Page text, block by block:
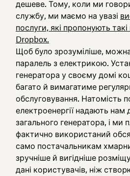
дешеве. Тому, коли ми
службу, ми маємо на увазі
послуги, які пропонують
Dropbox.
Щоб було зрозуміліше,
паралель з електрикою.
генератора у своєму домі
багато й вимагатиме
обслуговування. Натомість
електроенергії надають нам
загального генератора, і ми
фактично використаний
само постачальникам
зручніше й вигідніше
дані користувачів, ніж